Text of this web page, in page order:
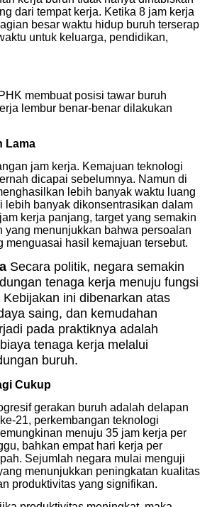
dari tempat kerja. Ketika 8 jam kerja
besar waktu hidup buruh terserap
untuk keluarga, pendidikan,
membuat posisi tawar buruh
lembur benar-benar dilakukan
Lama
jam kerja. Kemajuan teknologi
dicapai sebelumnya. Namun di
lebih banyak waktu luang
lebih banyak dikonsentrasikan dalam
kerja panjang, target yang semakin
menunjukkan bahwa persoalan
hasil kemajuan tersebut.
Secara politik, negara semakin
tenaga kerja menuju fungsi
ini dibenarkan atas
saing, dan kemudahan
pada praktiknya adalah
tenaga kerja melalui
buruh.
Cukup
gerakan buruh adalah delapan
21, perkembangan teknologi
menuju 35 jam kerja per
bahkan empat hari kerja per
Sejumlah negara mulai menguji
menunjukkan peningkatan kualitas
produktivitas yang signifikan.